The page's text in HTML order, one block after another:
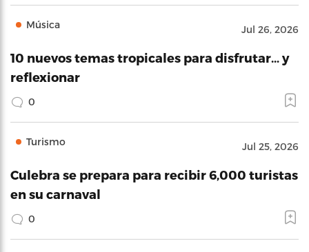
Música Jul 26, 2026
10 nuevos temas tropicales para disfrutar… y
reflexionar
0
Turismo Jul 25, 2026
Culebra se prepara para recibir 6,000 turistas
en su carnaval
0